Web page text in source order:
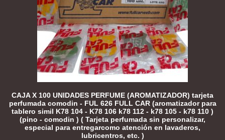
CAJA X 100 UNIDADES PERFUME (AROMATIZADOR) tarjeta
perfumada comodin - FUL 626 FULL CAR (aromatizador para
tablero simil K78 104 - K78 106 k78 112 - k78 105 - k78 110 )
(pino - comodin ) ( Tarjeta perfumada sin personalizar,
especial para entregarcomo atención en lavaderos,
lubricentros, etc. )